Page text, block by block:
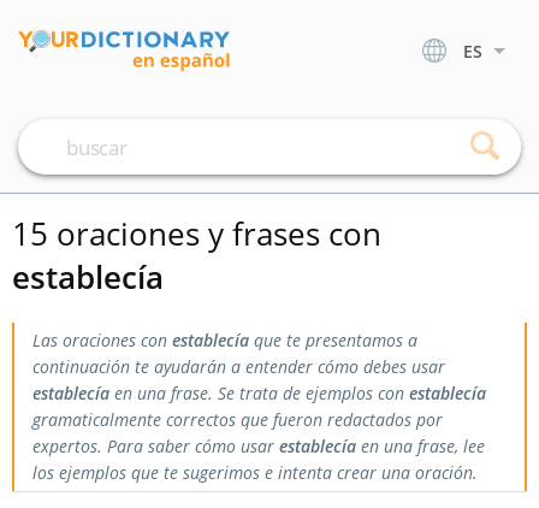
ES
15 oraciones y frases con
establecía
Las oraciones con establecía que te presentamos a
continuación te ayudarán a entender cómo debes usar
establecía en una frase. Se trata de ejemplos con establecía
gramaticalmente correctos que fueron redactados por
expertos. Para saber cómo usar establecía en una frase, lee
los ejemplos que te sugerimos e intenta crear una oración.